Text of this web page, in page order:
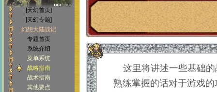
这里将讲述一些基础的
熟练掌握的话对于游戏
[天幻首页]
[天幻专题]
幻想大陆战记
专题首页
系统介绍
菜单系统
战略指南
战术指南
其他要点